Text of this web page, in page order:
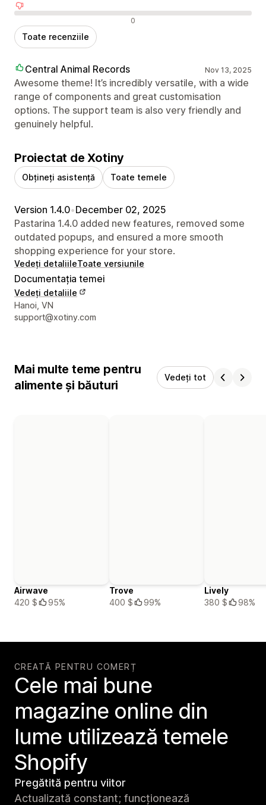
0
Toate recenziile
Central Animal Records Nov 13, 2025
Awesome theme! It’s incredibly versatile, with a wide
range of components and great customisation
options. The support team is also very friendly and
genuinely helpful.
Proiectat de Xotiny
Obțineți asistență Toate temele
Version 1.4.0•December 02, 2025
Pastarina 1.4.0 added new features, removed some
outdated popups, and ensured a more smooth
shopping experience for your store.
Vedeți detaliileToate versiunile
Documentația temei
Vedeți detaliile
Detaliile de contact ale designerului
Hanoi, VN
support@xotiny.com
Mai multe teme pentru
alimente și băuturi
Vedeți tot
Airwave
420 $
95%
Trove
400 $
99%
Lively
380 $
98%
CREATĂ PENTRU COMERȚ
Cele mai bune
magazine online din
lume utilizează temele
Shopify
Pregătită pentru viitor
Actualizată constant; funcționează